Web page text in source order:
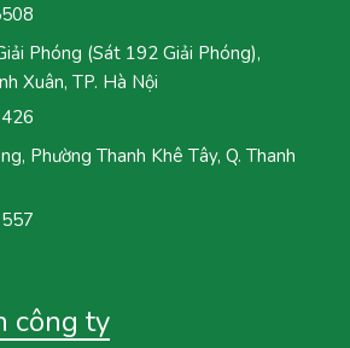
Phóng (Sát 192 Giải Phóng),
Xuân, TP. Hà Nội
Phường Thanh Khê Tây, Q. Thanh
công ty